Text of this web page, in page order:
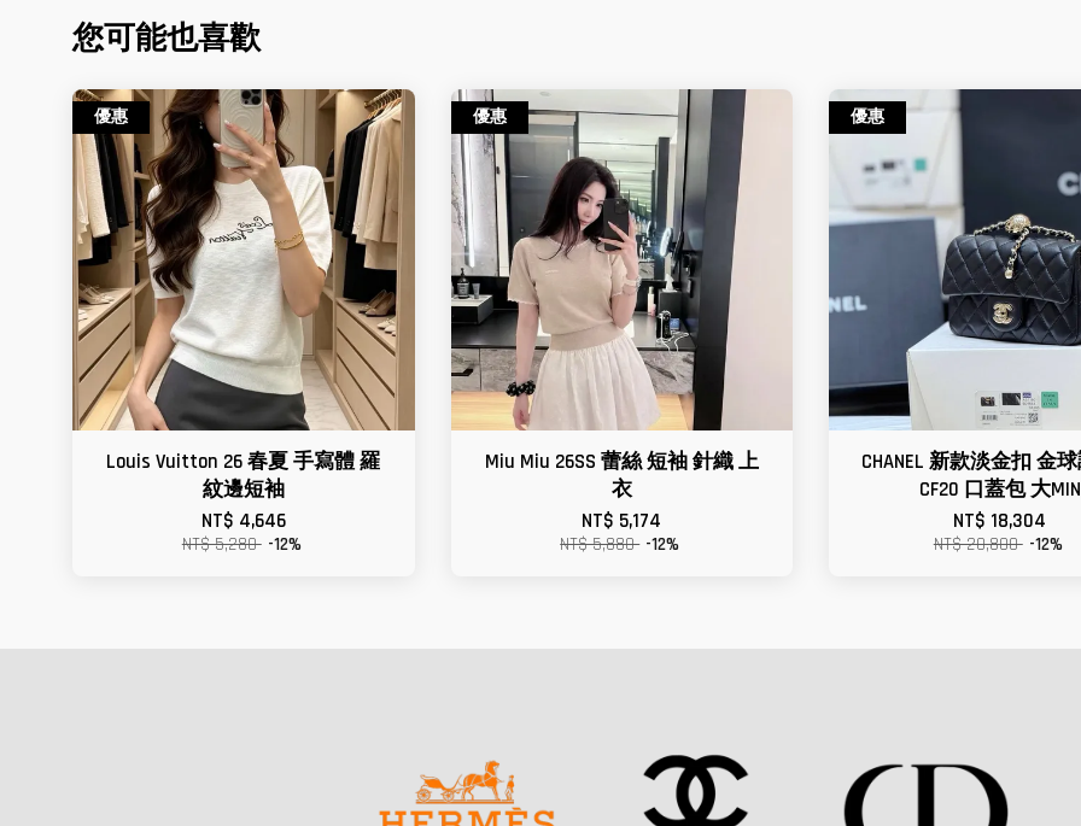
您可能也喜歡
優惠
Louis Vuitton 26 春夏 手寫體 羅
紋邊短袖
NT$ 4,646
NT$ 5,280 -12%
優惠
Miu Miu 26SS 蕾絲 短袖 針織 上
衣
NT$ 5,174
NT$ 5,880 -12%
優惠
CHANEL 新款淡金扣 金
CF20 口蓋包 大MIN
NT$ 18,304
NT$ 20,800 -12%